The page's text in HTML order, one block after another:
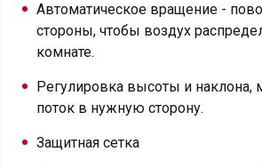
Автоматическое вращение -
стороны, чтобы воздух
комнате.
Регулировка высоты и наклона,
поток в нужную сторону.
Защитная сетка